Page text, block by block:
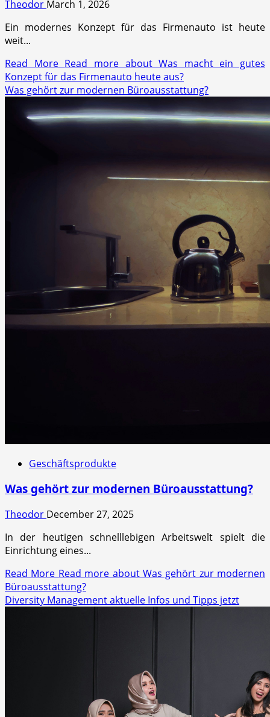
Theodor March 1, 2026
Ein modernes Konzept für das Firmenauto ist heute
weit...
Read More Read more about Was macht ein gutes
Konzept für das Firmenauto heute aus?
Was gehört zur modernen Büroausstattung?
Geschäftsprodukte
Was gehört zur modernen Büroausstattung?
Theodor December 27, 2025
In der heutigen schnelllebigen Arbeitswelt spielt die
Einrichtung eines...
Read More Read more about Was gehört zur modernen
Büroausstattung?
Diversity Management aktuelle Infos und Tipps jetzt